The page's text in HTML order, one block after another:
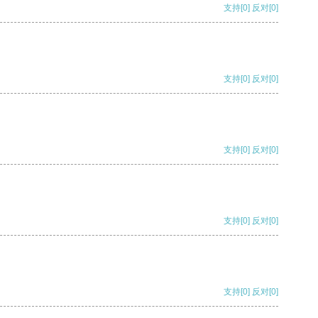
支持[0] 反对[0]
支持[0] 反对[0]
支持[0] 反对[0]
支持[0] 反对[0]
支持[0] 反对[0]